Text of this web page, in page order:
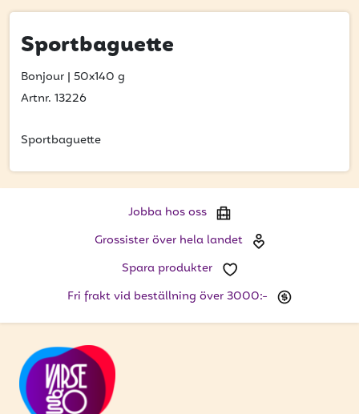
Hitta din grossist
Hållbarhet
Jobba hos oss
Kontakta oss
Om oss
Glassutbildningar
Vill du få erbjudanden och vara den första
att få uppdateringar kring kampanjer?
Ange din e-postadress nedan för att ta del av våra
nyheter och erbjudanden.
Sportbaguette
Bonjour | 50x140 g
Artnr. 13226
Sportbaguette
Jobba hos oss
Grossister över hela landet
Spara produkter
Fri frakt vid beställning över 3000:-